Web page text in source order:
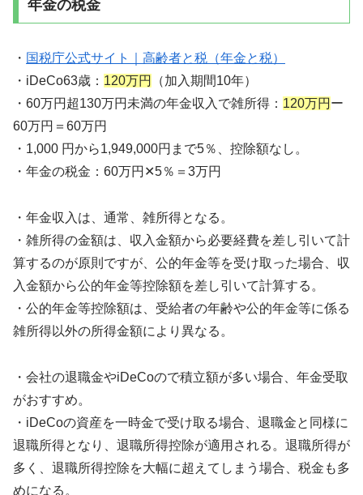
年金の税金
・ 国税庁公式サイト｜高齢者と税（年金と税）
・iDeCo63歳： 120万円
（加入期間10年）
・60万円超130万円未満の年金収入で雑所得： 120万円 ー
60万円＝60万円
・1,000 円から1,949,000円まで5％、控除額なし。
・年金の税金：60万円✕5％＝3万円
・年金収入は、通常、雑所得となる。
・雑所得の金額は、収入金額から必要経費を差し引いて計
算するのが原則ですが、公的年金等を受け取った場合、収
入金額から公的年金等控除額を差し引いて計算する。
・公的年金等控除額は、受給者の年齢や公的年金等に係る
雑所得以外の所得金額により異なる。
・会社の退職金やiDeCoので積立額が多い場合、年金受取
がおすすめ。
・iDeCoの資産を一時金で受け取る場合、退職金と同様に
退職所得となり、退職所得控除が適用される。退職所得が
多く、退職所得控除を大幅に超えてしまう場合、税金も多
めになる。